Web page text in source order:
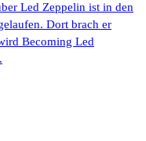
Led Zeppelin ist in den
Dort brach er
Becoming Led